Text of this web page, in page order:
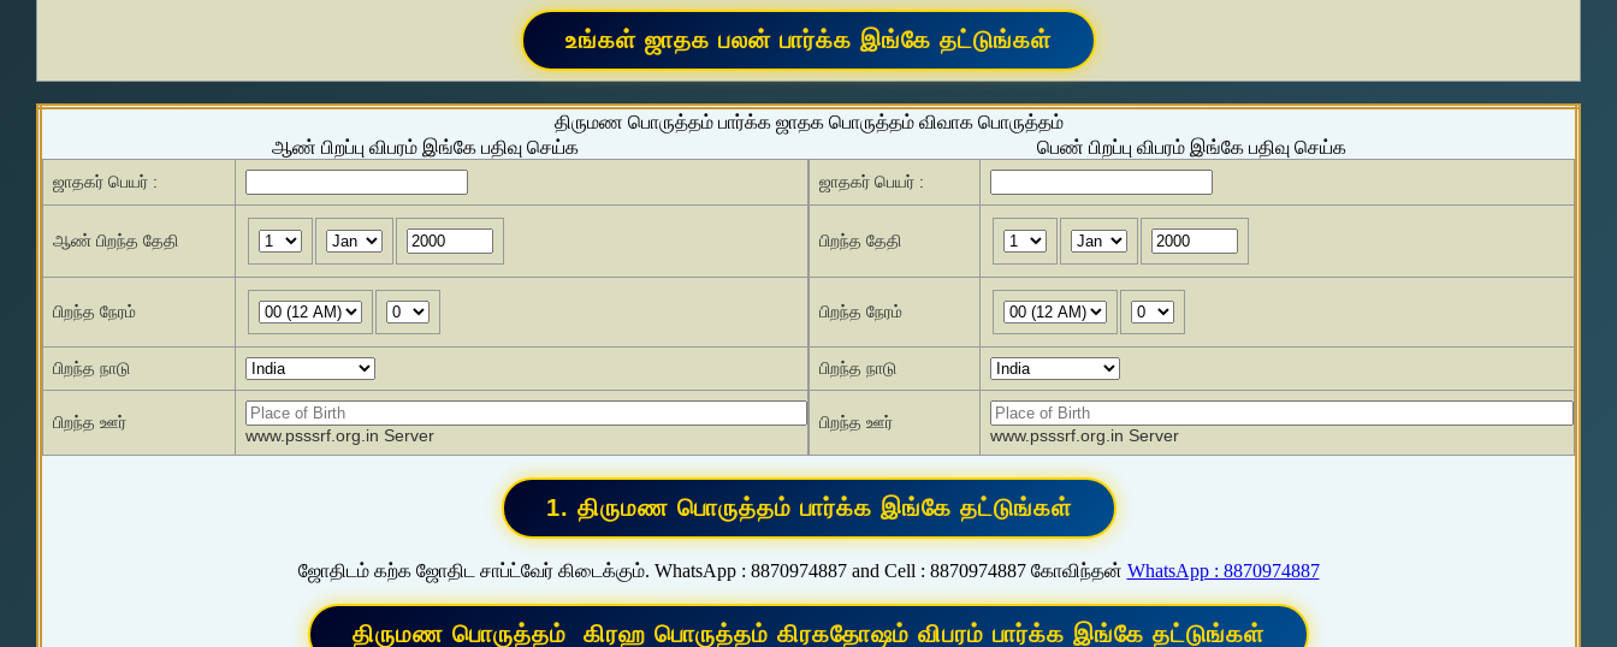
திருமண பொருத்தம் பார்க்க ஜாதக பொருத்தம் விவாக பொருத்தம்
ஆண் பிறப்பு விபரம் இங்கே பதிவு செய்க
பெண் பிறப்பு விபரம் இங்கே பதிவு செய்க
ஜாதகர் பெயர் :
ஆண் பிறந்த தேதி
பிறந்த நேரம்
பிறந்த நாடு
பிறந்த ஊர்
www.psssrf.org.in Server
ஜாதகர் பெயர் :
பிறந்த தேதி
பிறந்த நேரம்
பிறந்த நாடு
பிறந்த ஊர்
www.psssrf.org.in Server
ஜோதிடம் கற்க ஜோதிட சாப்ட்வேர் கிடைக்கும். WhatsApp : 8870974887 and Cell : 8870974887 கோவிந்தன் WhatsApp : 8870974887